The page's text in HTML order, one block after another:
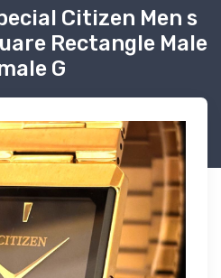
Citizen Men s
Rectangle Male
G